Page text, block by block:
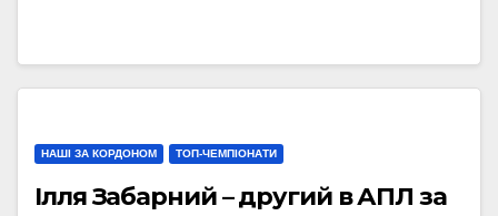
НАШІ ЗА КОРДОНОМ ТОП-ЧЕМПІОНАТИ
Ілля Забарний – другий в АПЛ за